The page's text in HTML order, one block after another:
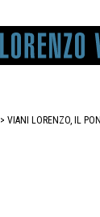
> VIANI LORENZO, IL